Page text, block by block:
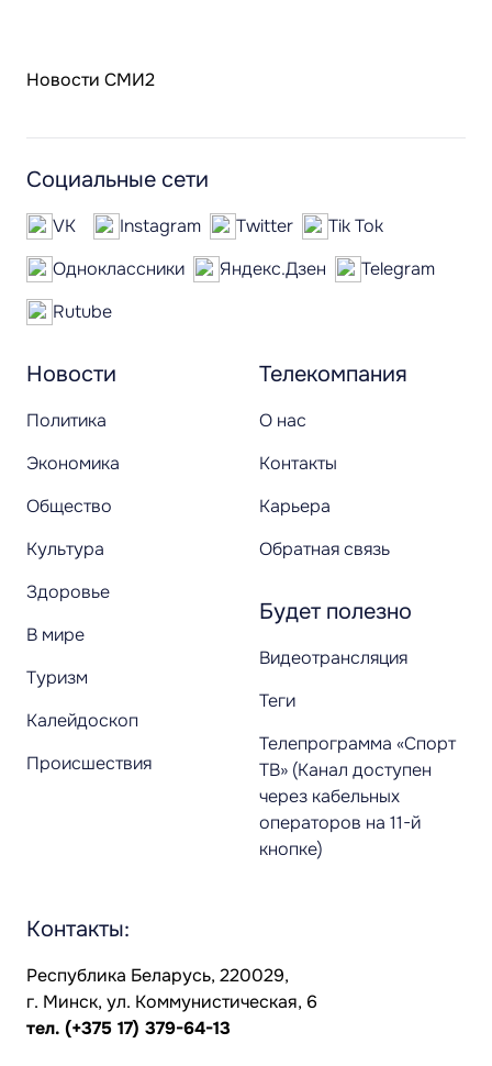
Новости СМИ2
Новости
Политика
Экономика
Общество
Культура
Здоровье
В мире
Туризм
Калейдоскоп
Происшествия
Телекомпания
О нас
Контакты
Карьера
Обратная связь
Будет полезно
Видеотрансляция
Теги
Телепрограмма «Спорт
ТВ» (Канал доступен
через кабельных
операторов на 11-й
кнопке)
Социальные сети
VK Instagram Twitter
Tik Tok
Одноклассники
Яндекс.Дзен
Telegram
Rutube
Контакты:
Республика Беларусь, 220029,
г. Минск, ул. Коммунистическая, 6
тел. (+375 17) 379-64-13